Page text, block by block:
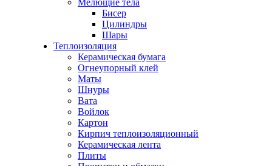
Мелющие тела
Бисер
Цилиндры
Шары
Теплоизоляция
Керамическая бумага
Огнеупорный клей
Маты
Шнуры
Вата
Войлок
Картон
Кирпич теплоизоляционный
Керамическая лента
Плиты